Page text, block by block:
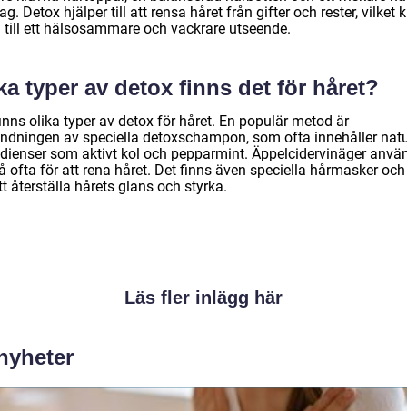
Detox hjälper till att rensa håret från gifter och rester, vilket
till ett hälsosammare och vackrare utseende.
typer av detox finns det för håret?
olika typer av detox för håret. En populär metod är
av speciella detoxschampon, som ofta innehåller
som aktivt kol och pepparmint. Äppelcidervinäger
ofta för att rena håret. Det finns även speciella hårmasker
återställa hårets glans och styrka.
Läs fler inlägg här